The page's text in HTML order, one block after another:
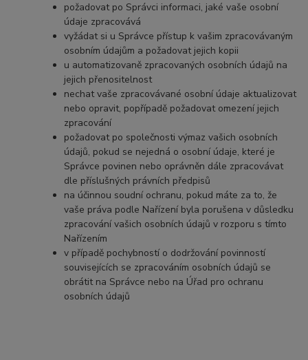
požadovat po Správci informaci, jaké vaše osobní
údaje zpracovává
vyžádat si u Správce přístup k vašim zpracovávaným
osobním údajům a požadovat jejich kopii
u automatizovaně zpracovaných osobních údajů na
jejich přenositelnost
nechat vaše zpracovávané osobní údaje aktualizovat
nebo opravit, popřípadě požadovat omezení jejich
zpracování
požadovat po společnosti výmaz vašich osobních
údajů, pokud se nejedná o osobní údaje, které je
Správce povinen nebo oprávněn dále zpracovávat
dle příslušných právních předpisů
na účinnou soudní ochranu, pokud máte za to, že
vaše práva podle Nařízení byla porušena v důsledku
zpracování vašich osobních údajů v rozporu s tímto
Nařízením
v případě pochybností o dodržování povinností
souvisejících se zpracováním osobních údajů se
obrátit na Správce nebo na Úřad pro ochranu
osobních údajů